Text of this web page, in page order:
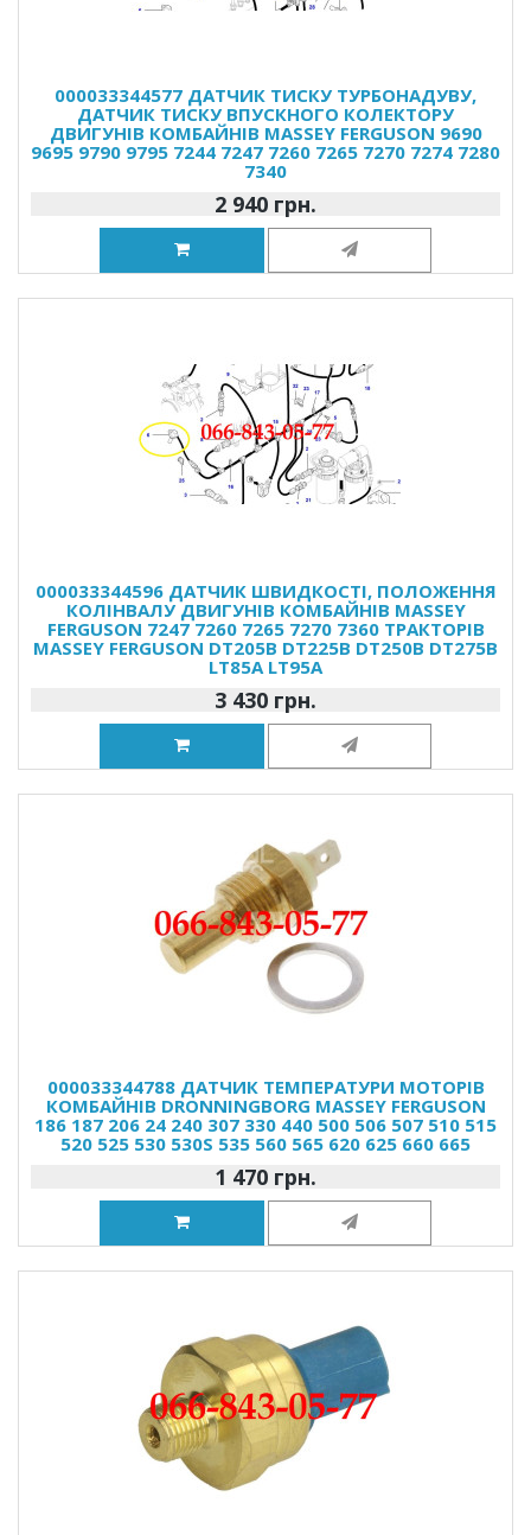
000033344577 ДАТЧИК ТИСКУ ТУРБОНАДУВУ,
ДАТЧИК ТИСКУ ВПУСКНОГО КОЛЕКТОРУ
ДВИГУНІВ КОМБАЙНІВ MASSEY FERGUSON 9690
9695 9790 9795 7244 7247 7260 7265 7270 7274 7280
7340
2 940 грн.
000033344596 ДАТЧИК ШВИДКОСТІ, ПОЛОЖЕННЯ
КОЛІНВАЛУ ДВИГУНІВ КОМБАЙНІВ MASSEY
FERGUSON 7247 7260 7265 7270 7360 ТРАКТОРІВ
MASSEY FERGUSON DT205B DT225B DT250B DT275B
LT85A LT95A
3 430 грн.
000033344788 ДАТЧИК ТЕМПЕРАТУРИ МОТОРІВ
КОМБАЙНІВ DRONNINGBORG MASSEY FERGUSON
186 187 206 24 240 307 330 440 500 506 507 510 515
520 525 530 530S 535 560 565 620 625 660 665
1 470 грн.